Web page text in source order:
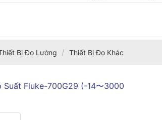
Bị Đo Lường / Thiết Bị Đo Khác